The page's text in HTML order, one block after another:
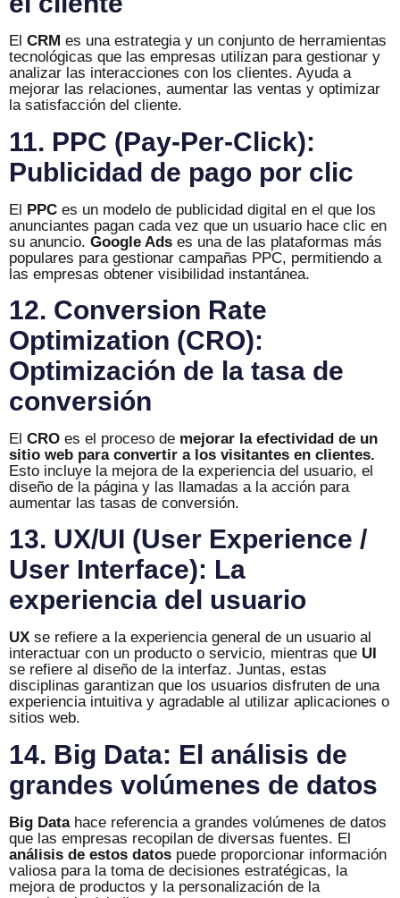
El CRM es una estrategia y un conjunto de herramientas
tecnológicas que las empresas utilizan para gestionar y
analizar las interacciones con los clientes. Ayuda a
mejorar las relaciones, aumentar las ventas y optimizar
la satisfacción del cliente.
11. PPC (Pay-Per-Click):
Publicidad de pago por clic
El PPC es un modelo de publicidad digital en el que los
anunciantes pagan cada vez que un usuario hace clic en
su anuncio. Google Ads es una de las plataformas más
populares para gestionar campañas PPC, permitiendo a
las empresas obtener visibilidad instantánea.
12. Conversion Rate
Optimization (CRO):
Optimización de la tasa de
conversión
El CRO es el proceso de mejorar la efectividad de un
sitio web para convertir a los visitantes en clientes.
Esto incluye la mejora de la experiencia del usuario, el
diseño de la página y las llamadas a la acción para
aumentar las tasas de conversión.
13. UX/UI (User Experience /
User Interface): La
experiencia del usuario
UX se refiere a la experiencia general de un usuario al
interactuar con un producto o servicio, mientras que UI
se refiere al diseño de la interfaz. Juntas, estas
disciplinas garantizan que los usuarios disfruten de una
experiencia intuitiva y agradable al utilizar aplicaciones o
sitios web.
14. Big Data: El análisis de
grandes volúmenes de datos
Big Datahace referencia a grandes volúmenes de datos
que las empresas recopilan de diversas fuentes. El
análisis de estos datos puede proporcionar información
valiosa para la toma de decisiones estratégicas, la
mejora de productos y la personalización de la